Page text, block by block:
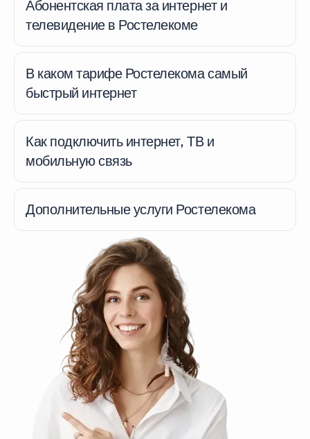
Абонентская плата за интернет и
телевидение в Ростелекоме
В каком тарифе Ростелекома самый
быстрый интернет
Как подключить интернет, ТВ и
мобильную связь
Дополнительные услуги Ростелекома